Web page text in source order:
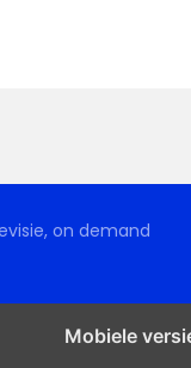
on demand
Mobiele